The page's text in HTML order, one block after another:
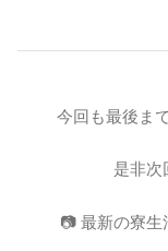
今回も最後ま
是非次
📷 最新の寮生